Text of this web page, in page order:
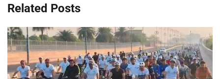
Related Posts